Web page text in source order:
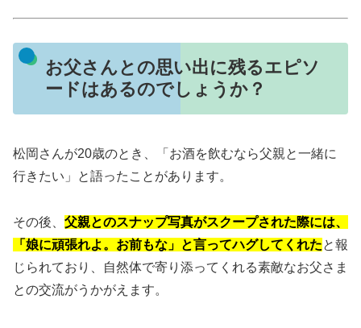
お父さんとの思い出に残るエピソ
ードはあるのでしょうか？
松岡さんが20歳のとき、「お酒を飲むなら父親と一緒に
行きたい」と語ったことがあります。
その後、 父親とのスナップ写真がスクープされた際には、
「娘に頑張れよ。お前もな」と言ってハグしてくれたと報
じられており、自然体で寄り添ってくれる素敵なお父さま
との交流がうかがえます。